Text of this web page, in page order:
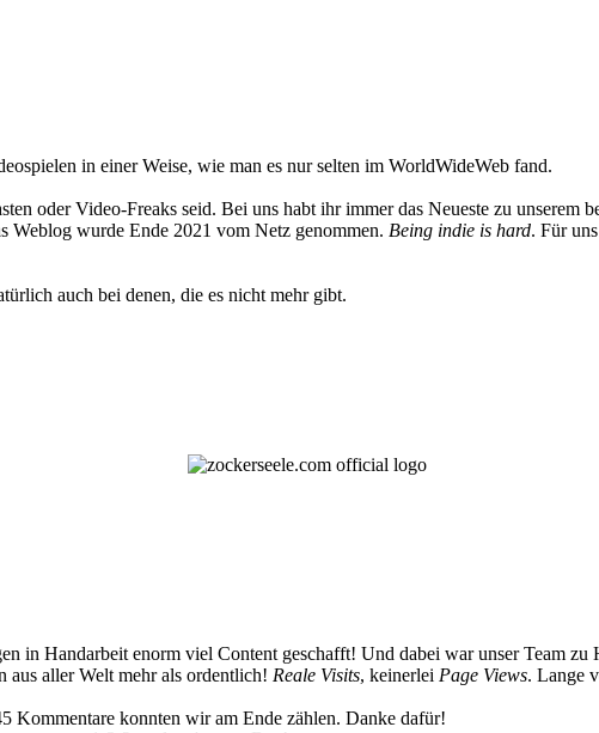
in einer Weise, wie man es nur selten im WorldWideWeb fand.
oder Video-Freaks seid. Bei uns habt ihr immer das Neueste zu unserem
Weblog wurde Ende 2021 vom Netz genommen. Being indie is hard. Für
auch bei denen, die es nicht mehr gibt.
in Handarbeit enorm viel Content geschafft! Und dabei war unser Team zu
aus aller Welt mehr als ordentlich! Reale Visits, keinerlei Page Views. Lange
Kommentare konnten wir am Ende zählen. Danke dafür!